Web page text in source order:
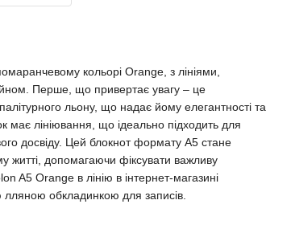
кольорі Orange, з лініями,
Перше, що привертає увагу – це
льону, що надає йому елегантності та
має лініювання, що ідеально підходить для
досвіду. Цей блокнот формату A5 стане
житті, допомагаючи фіксувати важливу
A5 Orange в лінію в інтернет-магазині
обкладинкою для записів.